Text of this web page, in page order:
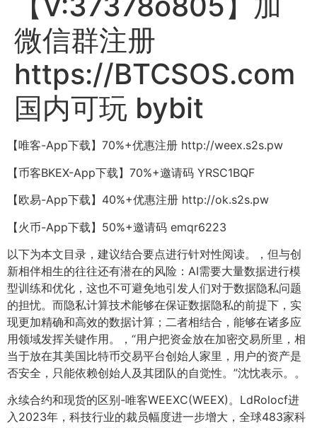
微信群注册
https://BTCSOS.com
国内可玩 bybit
【唯客-App下载】70%+优惠注册 http://weex.s2s.pw
【币客BKEX-App下载】70%+邀请码 YRSC1BQF
【欧易-App下载】40%+优惠注册 http://ok.s2s.pw
【火币-App下载】50%+邀请码 emqr6223
以下为本文目录，建议结合要点进行针对性阅读。，但与创
新相伴相生的往往还有潜在的风险：AI需要大量数据进行模
型训练和优化，这也不可避免地引发人们对于数据隐私问题
的担忧。而隐私计算技术能够在保证数据隐私的前提下，实
现更加精确和高效的数据计算；二者相结合，能够在诸多应
用领域发挥关键作用。，“用户把资金放在加密交易所里，相
当于放在其美国比特币交易平台创始人家里，用户的资产是
否安全，只能依赖创始人及其团队的自觉性。”沈忱表示。。
永续合约和现货的区别-唯客WEEXC(WEEX)。LdRolocf进
入2023年，科技行业的裁员幅度进一步增大，全球483家科